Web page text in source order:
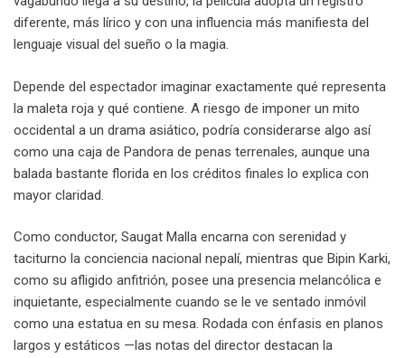
diferente, más lírico y con una influencia más manifiesta del
lenguaje visual del sueño o la magia.
Depende del espectador imaginar exactamente qué representa
la maleta roja y qué contiene. A riesgo de imponer un mito
occidental a un drama asiático, podría considerarse algo así
como una caja de Pandora de penas terrenales, aunque una
balada bastante florida en los créditos finales lo explica con
mayor claridad.
Como conductor, Saugat Malla encarna con serenidad y
taciturno la conciencia nacional nepalí, mientras que Bipin Karki,
como su afligido anfitrión, posee una presencia melancólica e
inquietante, especialmente cuando se le ve sentado inmóvil
como una estatua en su mesa. Rodada con énfasis en planos
largos y estáticos —las notas del director destacan la